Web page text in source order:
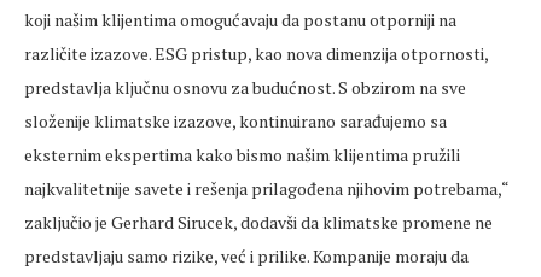
koji našim klijentima omogućavaju da postanu otporniji na
različite izazove. ESG pristup, kao nova dimenzija otpornosti,
predstavlja ključnu osnovu za budućnost. S obzirom na sve
složenije klimatske izazove, kontinuirano sarađujemo sa
eksternim ekspertima kako bismo našim klijentima pružili
najkvalitetnije savete i rešenja prilagođena njihovim potrebama,“
zaključio je Gerhard Sirucek, dodavši da klimatske promene ne
predstavljaju samo rizike, već i prilike. Kompanije moraju da